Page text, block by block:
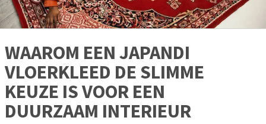
WAAROM EEN JAPANDI
VLOERKLEED DE SLIMME
KEUZE IS VOOR EEN
DUURZAAM INTERIEUR